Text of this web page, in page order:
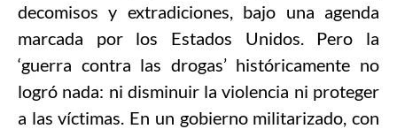
decomisos y extradiciones, bajo una agenda
marcada por los Estados Unidos. Pero la
‘guerra contra las drogas’ históricamente no
logró nada: ni disminuir la violencia ni proteger
a las víctimas. En un gobierno militarizado, con